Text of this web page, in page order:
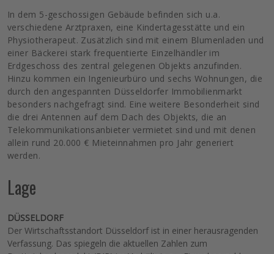
In dem 5-geschossigen Gebäude befinden sich u.a.
verschiedene Arztpraxen, eine Kindertagesstätte und ein
Physiotherapeut. Zusätzlich sind mit einem Blumenladen und
einer Bäckerei stark frequentierte Einzelhändler im
Erdgeschoss des zentral gelegenen Objekts anzufinden.
Hinzu kommen ein Ingenieurbüro und sechs Wohnungen, die
durch den angespannten Düsseldorfer Immobilienmarkt
besonders nachgefragt sind. Eine weitere Besonderheit sind
die drei Antennen auf dem Dach des Objekts, die an
Telekommunikationsanbieter vermietet sind und mit denen
allein rund 20.000 € Mieteinnahmen pro Jahr generiert
werden.
Lage
DÜSSELDORF
Der Wirtschaftsstandort Düsseldorf ist in einer herausragenden
Verfassung. Das spiegeln die aktuellen Zahlen zum